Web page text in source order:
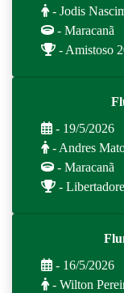
- Jodis
- Maracanã
- Amistoso
- 19/5/2026
- Andres
- Maracanã
-
- 16/5/2026
- Wilton